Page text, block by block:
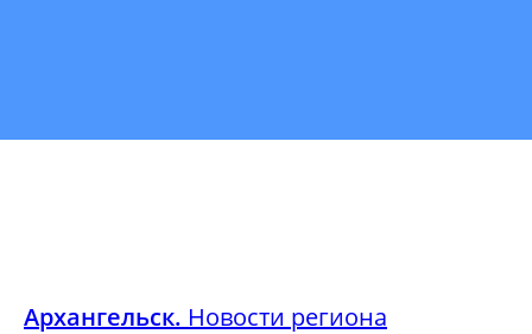
Архангельск. Новости региона